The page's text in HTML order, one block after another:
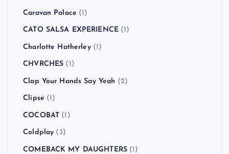
Caravan Palace (1)
CATO SALSA EXPERIENCE (1)
Charlotte Hatherley(1)
CHVRCHES (1)
Clap Your Hands Say Yeah (2)
Clipse (1)
COCOBAT (1)
Coldplay (3)
COMEBACK MY DAUGHTERS (1)